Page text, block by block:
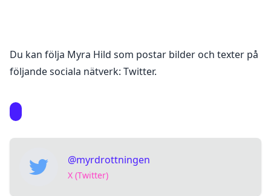
Du kan följa Myra Hild som postar bilder och texter på
följande sociala nätverk: Twitter.
@myrdrottningen
X (Twitter)